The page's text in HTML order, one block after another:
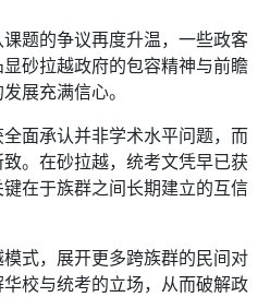
题的争议再度升温，一些政客
砂拉越政府的包容精神与前瞻
展充满信心。
面承认并非学术水平问题，而
。在砂拉越，统考文凭早已获
在于族群之间长期建立的互信
式，展开更多跨族群的民间对
校与统考的立场，从而破解政